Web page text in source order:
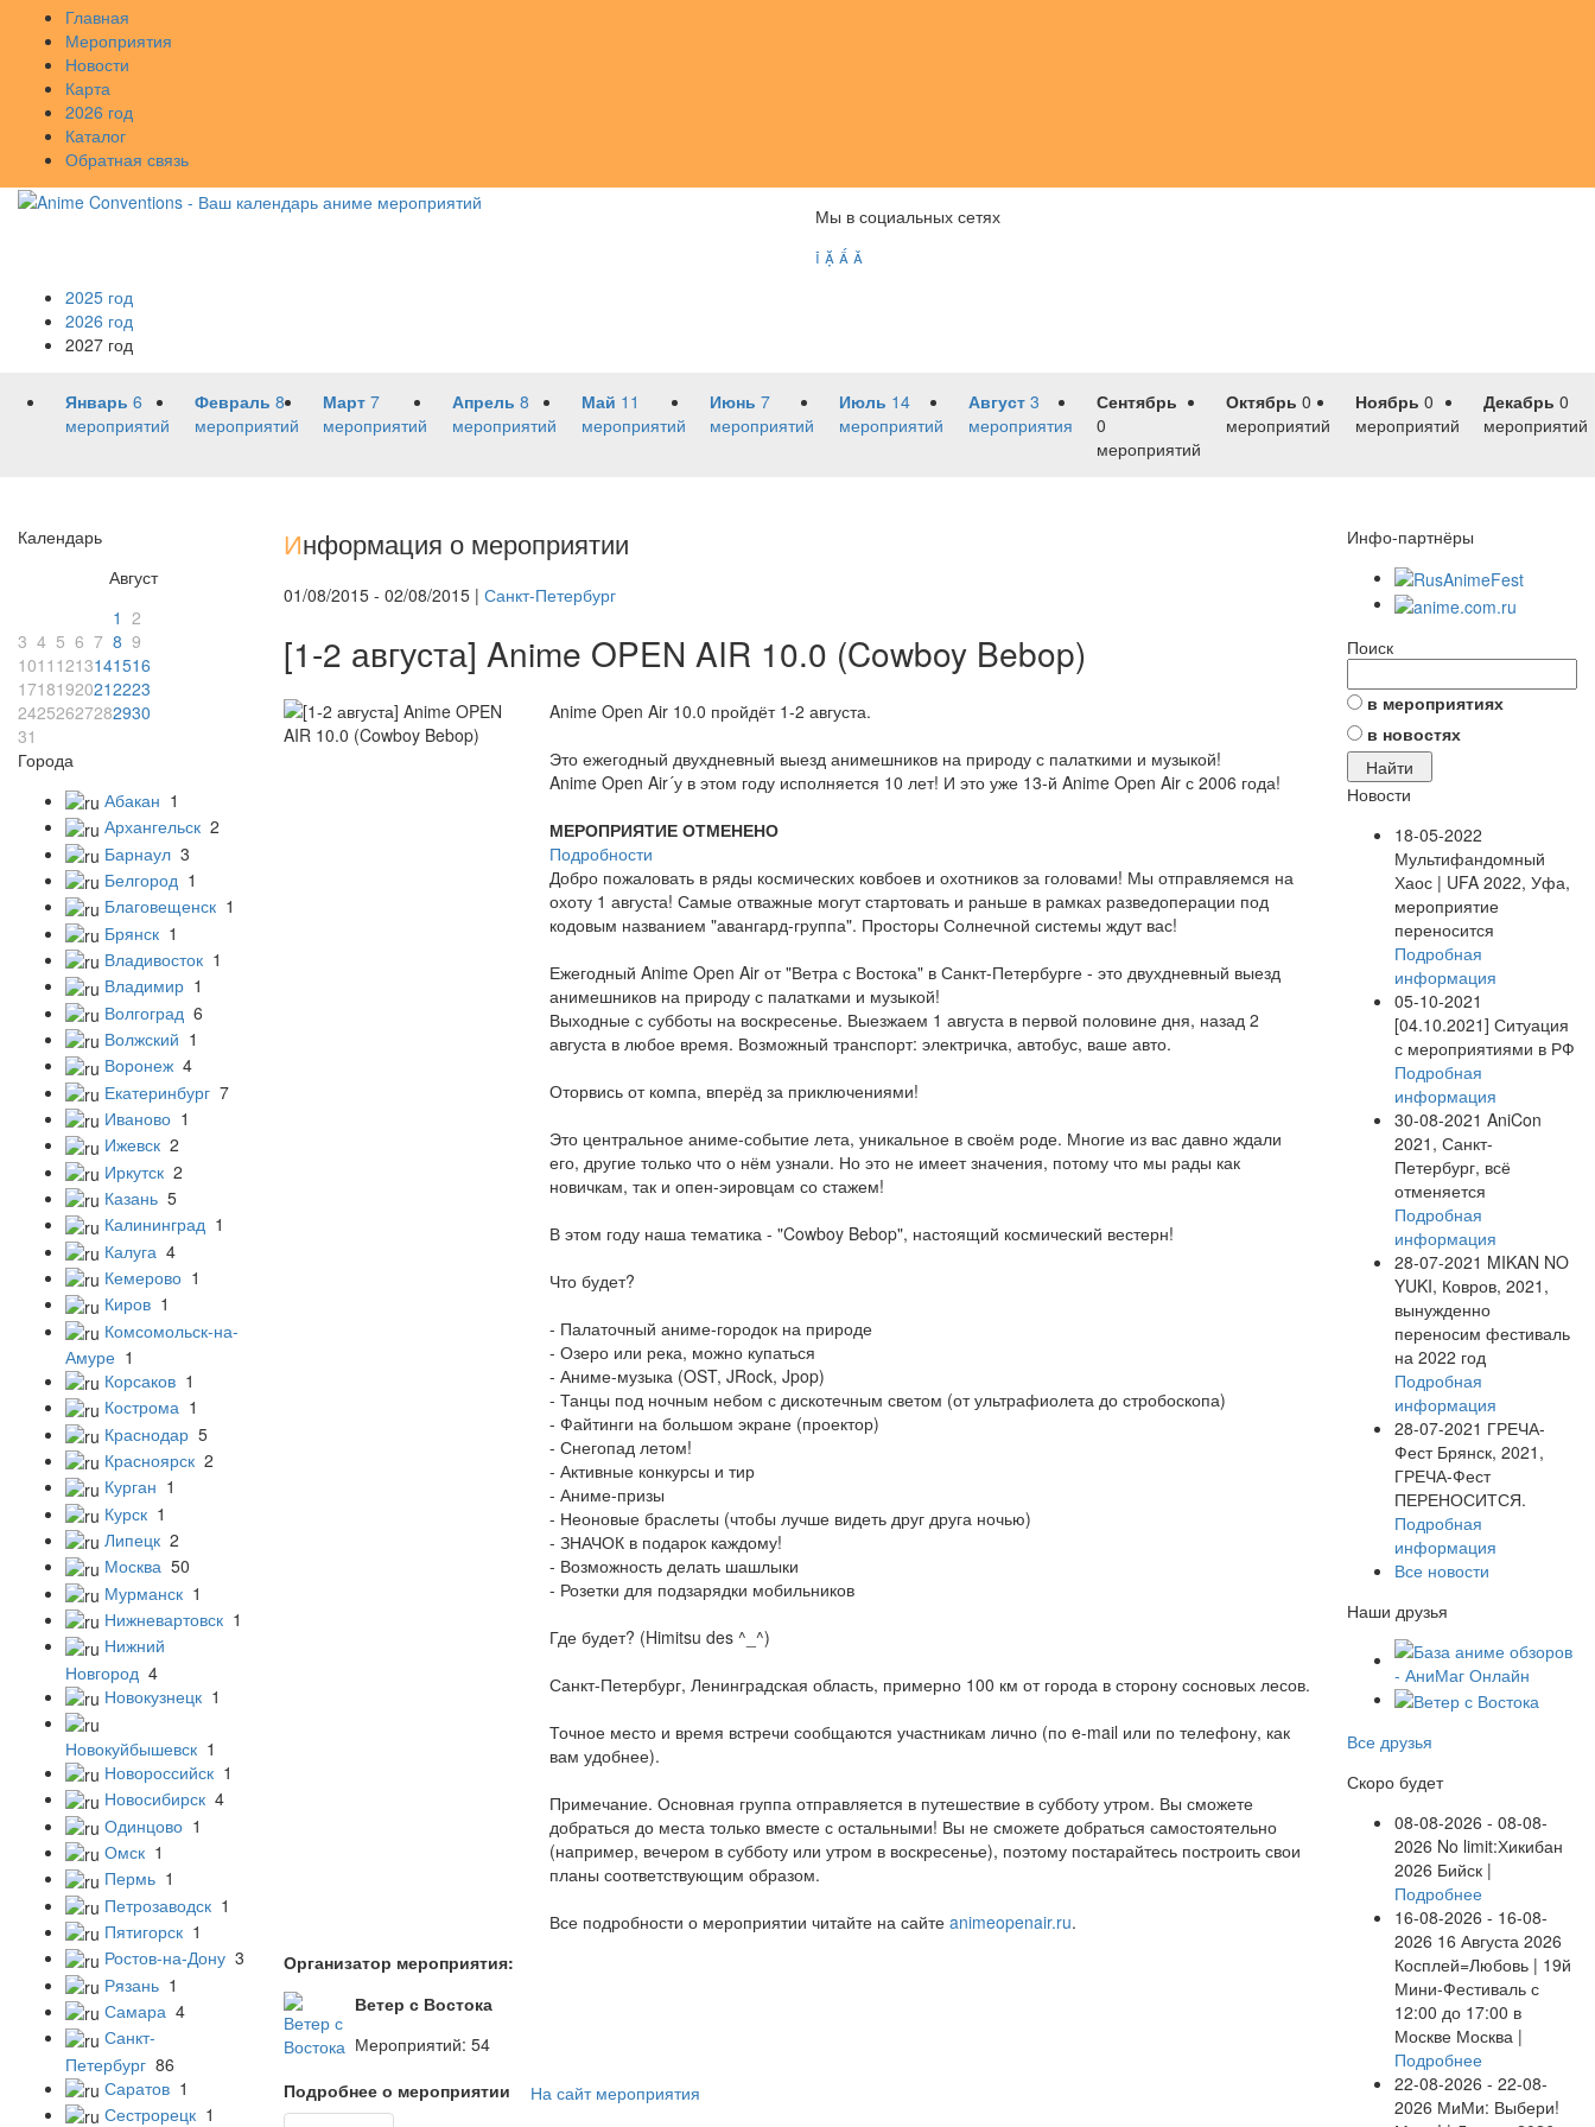
Главная
Мероприятия
Новости
Карта
2026 год
Каталог
Обратная связь
Мы в социальных сетях
   
2025 год
2026 год
2027 год
Январь 6
мероприятий
Февраль 8
мероприятий
Март 7
мероприятий
Апрель 8
мероприятий
Май 11
мероприятий
Июнь 7
мероприятий
Июль 14
мероприятий
Август 3
мероприятия
Сентябрь
0
мероприятий
Октябрь 0
мероприятий
Ноябрь 0
мероприятий
Декабрь 0
мероприятий
Календарь
Август
1 2
3 4 5 6 7 8 9
1011 1213141516
17181920212223
24252627282930
31
Города
Абакан 1
Архангельск 2
Барнаул 3
Белгород 1
Благовещенск 1
Брянск 1
Владивосток 1
Владимир 1
Волгоград 6
Волжский 1
Воронеж 4
Екатеринбург 7
Иваново 1
Ижевск 2
Иркутск 2
Казань 5
Калининград 1
Калуга 4
Кемерово 1
Киров 1
Комсомольск-на-
Амуре 1
Корсаков 1
Кострома 1
Краснодар 5
Красноярск 2
Курган 1
Курск 1
Липецк 2
Москва 50
Мурманск 1
Нижневартовск 1
Нижний
Новгород 4
Новокузнецк 1
Новокуйбышевск 1
Новороссийск 1
Новосибирск 4
Одинцово 1
Омск 1
Пермь 1
Петрозаводск 1
Пятигорск 1
Ростов-на-Дону 3
Рязань 1
Самара 4
Санкт-
Петербург 86
Саратов 1
Сестрорецк 1
Информация о мероприятии
01/08/2015 - 02/08/2015 | Санкт-Петербург
[1-2 августа] Anime OPEN AIR 10.0 (Cowboy Bebop)
Anime Open Air 10.0 пройдёт 1-2 августа.
Это ежегодный двухдневный выезд анимешников на природу с палаткими и музыкой!
Anime Open Air´у в этом году исполняется 10 лет! И это уже 13-й Anime Open Air с 2006 года!
МЕРОПРИЯТИЕ ОТМЕНЕНО
Подробности
Добро пожаловать в ряды космических ковбоев и охотников за головами! Мы отправляемся на
охоту 1 августа! Самые отважные могут стартовать и раньше в рамках разведоперации под
кодовым названием "авангард-группа". Просторы Солнечной системы ждут вас!
Ежегодный Anime Open Air от "Ветра с Востока" в Санкт-Петербурге - это двухдневный выезд
анимешников на природу с палатками и музыкой!
Выходные с субботы на воскресенье. Выезжаем 1 августа в первой половине дня, назад 2
августа в любое время. Возможный транспорт: электричка, автобус, ваше авто.
Оторвись от компа, вперёд за приключениями!
Это центральное аниме-событие лета, уникальное в своём роде. Многие из вас давно ждали
его, другие только что о нём узнали. Но это не имеет значения, потому что мы рады как
новичкам, так и опен-эировцам со стажем!
В этом году наша тематика - "Cowboy Bebop", настоящий космический вестерн!
Что будет?
- Палаточный аниме-городок на природе
- Озеро или река, можно купаться
- Аниме-музыка (OST, JRock, Jpop)
- Танцы под ночным небом с дискотечным светом (от ультрафиолета до стробоскопа)
- Файтинги на большом экране (проектор)
- Снегопад летом!
- Активные конкурсы и тир
- Аниме-призы
- Неоновые браслеты (чтобы лучше видеть друг друга ночью)
- ЗНАЧОК в подарок каждому!
- Возможность делать шашлыки
- Розетки для подзарядки мобильников
Где будет? (Himitsu des ^_^)
Санкт-Петербург, Ленинградская область, примерно 100 км от города в сторону сосновых лесов.
Точное место и время встречи сообщаются участникам лично (по e-mail или по телефону, как
вам удобнее).
Примечание. Основная группа отправляется в путешествие в субботу утром. Вы сможете
добраться до места только вместе с остальными! Вы не сможете добраться самостоятельно
(например, вечером в субботу или утром в воскресенье), поэтому постарайтесь построить свои
планы соответствующим образом.
Все подробности о мероприятии читайте на сайте animeopenair.ru.
Организатор мероприятия:
Ветер с Востока
Мероприятий: 54
Подробнее о мероприятии
На сайт мероприятия
Инфо-партнёры
Поиск
в мероприятиях
в новостях
Новости
18-05-2022
Мультифандомный
Хаос | UFA 2022, Уфа,
мероприятие
переносится
Подробная
информация
05-10-2021
[04.10.2021] Ситуация
с мероприятиями в РФ
Подробная
информация
30-08-2021 AniCon
2021, Санкт-
Петербург, всё
отменяется
Подробная
информация
28-07-2021 MIKAN NO
YUKI, Ковров, 2021,
вынужденно
переносим фестиваль
на 2022 год
Подробная
информация
28-07-2021 ГРЕЧА-
Фест Брянск, 2021,
ГРЕЧА-Фест
ПЕРЕНОСИТСЯ.
Подробная
информация
Все новости
Наши друзья
Все друзья
Скоро будет
08-08-2026 - 08-08-
2026 No limit:Хикибан
2026 Бийск |
Подробнее
16-08-2026 - 16-08-
2026 16 Августа 2026
Косплей=Любовь | 19й
Мини-Фестиваль с
12:00 до 17:00 в
Москве Москва |
Подробнее
22-08-2026 - 22-08-
2026 МиМи: Выбери!